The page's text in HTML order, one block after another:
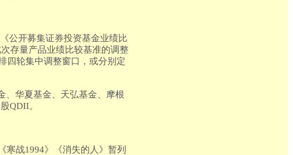
公开募集证券投资基金业绩比
存量产品业绩比较基准的调整
四轮集中调整窗口，或分别定
、华夏基金、天弘基金、摩根
QDII。
寒战1994》《消失的人》暂列